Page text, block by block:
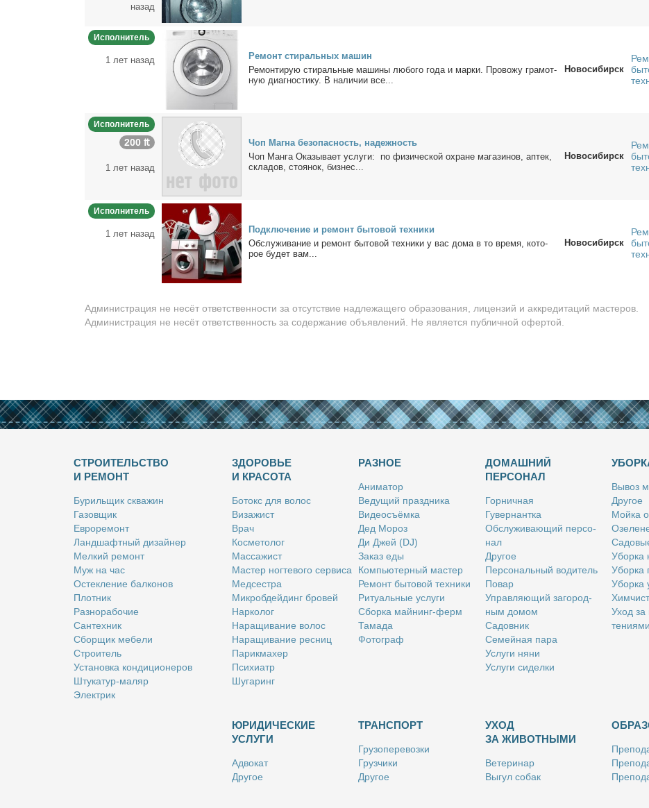
назад
Исполнитель
1 лет назад
Ре­монт сти­раль­ных ма­шин
Ре­мон­ти­рую сти­раль­ные ма­ши­ны лю­бо­го го­да и мар­ки. Про­во­жу гра­мот­
ную ди­а­гно­сти­ку. В на­ли­чии все...
Новосибирск
Исполнитель
200 ₶
1 лет назад
Чоп Маг­на без­опас­ность, на­деж­ность
Чоп Ман­га Ока­зы­ва­ет услу­ги: по физи­че­ской охране ма­га­зи­нов, ап­тек,
скла­дов, сто­я­нок, биз­нес...
Новосибирск
Исполнитель
1 лет назад
Под­клю­че­ние и ре­монт бы­то­вой тех­ни­ки
Об­слу­жи­ва­ние и ре­монт бы­то­вой тех­ни­ки у вас до­ма в то вре­мя, ко­то­
рое бу­дет вам...
Новосибирск
Администрация не несёт ответственности за отсутствие надлежащего образования, лицензий и аккредитаций мастеров.
Администрация не несёт ответственность за содержание объявлений. Не является публичной офертой.
СТРОИТЕЛЬСТВО
И РЕМОНТ
Бу­риль­щик сква­жин
Га­зов­щик
Ев­ро­ре­монт
Ланд­шафт­ный ди­зай­нер
Мел­кий ре­монт
Муж на час
Остек­ле­ние бал­ко­нов
Плот­ник
Раз­но­ра­бо­чие
Сан­тех­ник
Сбор­щик ме­бе­ли
Стро­и­тель
Уста­нов­ка кон­ди­ци­о­не­ров
Шту­ка­тур-ма­ляр
Элек­трик
ЗДОРОВЬЕ
И КРАСОТА
Бо­токс для во­лос
Ви­за­жист
Врач
Кос­ме­то­лог
Мас­са­жист
Ма­стер ног­те­во­го сер­ви­са
Мед­сест­ра
Мик­роб­дей­динг бро­вей
Нар­ко­лог
На­ра­щи­ва­ние во­лос
На­ра­щи­ва­ние рес­ниц
Па­рик­махер
Пси­хи­атр
Шу­га­ринг
РАЗНОЕ
Ани­ма­тор
Ве­ду­щий празд­ни­ка
Ви­део­съём­ка
Дед Мо­роз
Ди Джей (DJ)
За­каз еды
Ком­пью­тер­ный ма­стер
Ре­монт бы­то­вой тех­ни­ки
Ри­ту­аль­ные услу­ги
Сбор­ка май­нинг-ферм
Та­ма­да
Фо­то­граф
ДОМАШНИЙ
ПЕРСОНАЛ
Гор­нич­ная
Гу­вер­нант­ка
Об­слу­жи­ва­ю­щий пер­со­
нал
Дру­гое
Пер­со­наль­ный во­ди­тель
По­вар
Управ­ля­ю­щий за­го­род­
ным до­мом
Са­дов­ник
Се­мей­ная па­ра
Услу­ги ня­ни
Услу­ги си­дел­ки
Вы­воз
Дру­гое
Мой­ка
Убор­ка
Убор­ка
Убор­ка
Уход
те­ни­я­ми
ЮРИДИЧЕСКИЕ
УСЛУГИ
Адво­кат
Дру­гое
ТРАНСПОРТ
Гру­зо­пе­ре­воз­ки
Груз­чи­ки
Дру­гое
УХОД
ЗА ЖИВОТНЫМИ
Ве­те­ри­нар
Вы­гул со­бак